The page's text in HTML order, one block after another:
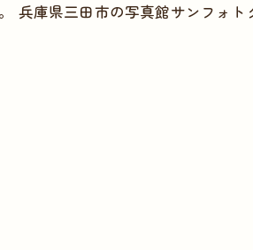
兵庫県三田市の写真館サンフォ